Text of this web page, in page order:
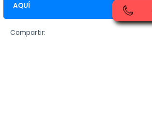
AQUÍ
Compartir: